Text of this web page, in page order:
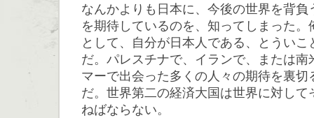
なんかよりも日本に、今後の世界を背負
を期待しているのを、知ってしまった
として、自分が日本人である、とうい
だ。パレスチナで、イランで、または南
マーで出会った多くの人々の期待を裏切
だ。世界第二の経済大国は世界に対して
ねばならない。